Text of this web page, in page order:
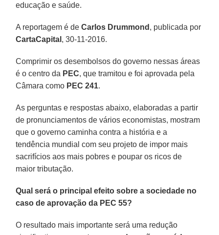
educação e saúde.
A reportagem é deCarlos Drummond , publicada por
CartaCapital , 30-11-2016.
Comprimir os desembolsos do governo nessas áreas
é o centro da PEC, que tramitou e foi aprovada pela
Câmara como PEC 241.
As perguntas e respostas abaixo, elaboradas a partir
de pronunciamentos de vários economistas, mostram
que o governo caminha contra a história e a
tendência mundial com seu projeto de impor mais
sacrifícios aos mais pobres e poupar os ricos de
maior tributação.
Qual será o principal efeito sobre a sociedade no
caso de aprovação da PEC 55?
O resultado mais importante será uma redução